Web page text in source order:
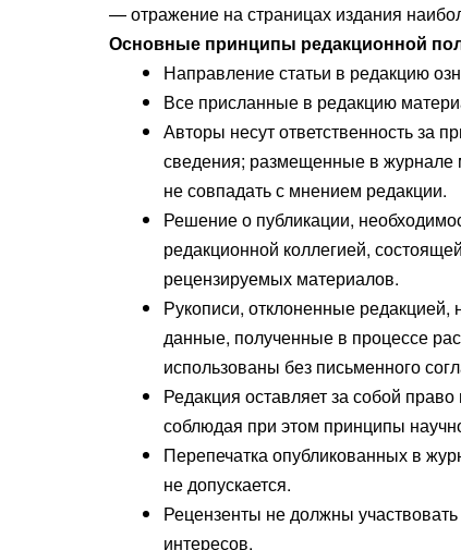
— отражение на страницах издания
Основные принципы редакционной
Направление статьи в редакцию
Все присланные в редакцию
Авторы несут ответственность за
сведения; размещенные в журнале
не совпадать с мнением редакции.
Решение о публикации,
редакционной коллегией,
рецензируемых материалов.
Рукописи, отклоненные
данные, полученные в процессе
использованы без письменного
Редакция оставляет за собой
соблюдая при этом принципы
Перепечатка опубликованных в
не допускается.
Рецензенты не должны
интересов.